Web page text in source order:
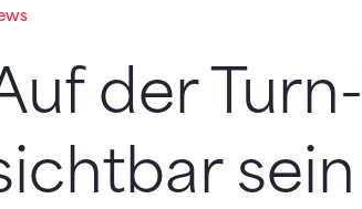
der
sein